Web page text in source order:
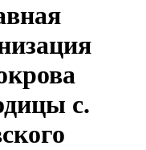
с.